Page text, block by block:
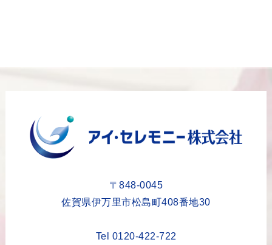
2023年11月
2023年8月
2023年6月
〒848-0045
佐賀県伊万里市松島町408番地30
Tel 0120-422-722